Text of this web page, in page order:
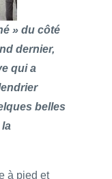
» du côté
dernier,
qui a
belles
à pied et